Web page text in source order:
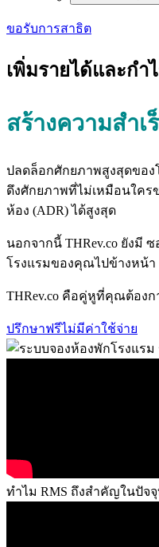
ขอรับการสาธิต
เพิ่มรายได้และก
สร้างความสำเ
ปลดล็อกศักยภาพสูงสุดของ
ดึงศักยภาพที่ไม่เหมือนใคร
ห้อง (ADR) ได้สูงสุด
นอกจากนี้ THRev.co ยังมี
โรงแรมของคุณไปข้างหน้า
THRev.co คือคู่หูที่คุณต้อง
ปรึกษาฟรีไม่มีค่าใช้จ่าย
ทำไม RMS ถึงสำคัญในปัจ